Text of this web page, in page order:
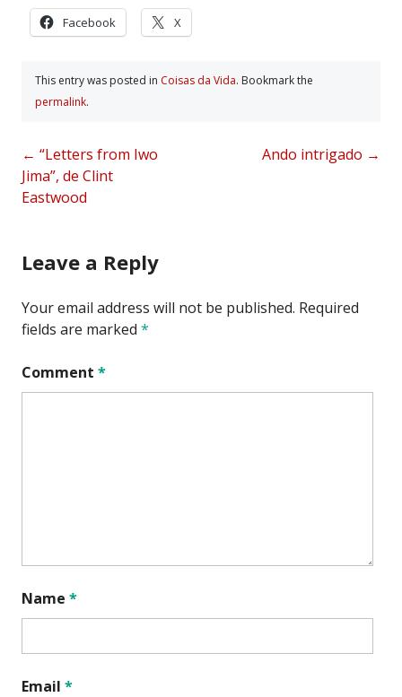
Facebook X
This entry was posted in Coisas da Vida. Bookmark the
permalink.
Post
navigation
← “Letters from Iwo
Jima”, de Clint
Eastwood
Ando intrigado →
Leave a Reply
Your email address will not be published. Required
fields are marked *
Comment *
Name *
Email *